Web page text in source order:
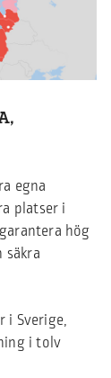
egna
platser i
hög
säkra
i Sverige,
i tolv